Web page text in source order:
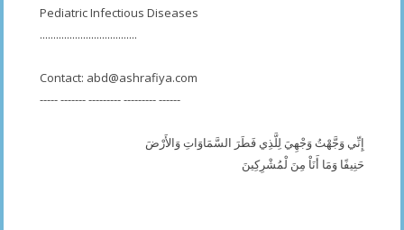
Pediatric Infectious Diseases
....................................
Contact: abd@ashrafiya.com
----- ------- --------- --------- ------
إِنِّي وَجَّهْتُ وَجْهِيَ لِلَّذِي فَطَرَ السَّمَاوَاتِ وَالأَرْضَ
حَنِيفًا وَمَا أَنَاْ مِنَ لْمُشْرِكِينَ